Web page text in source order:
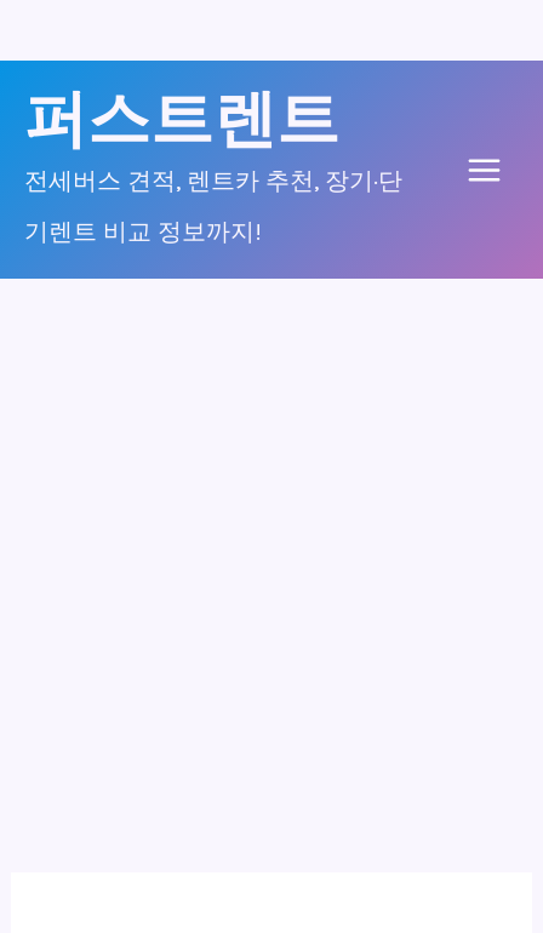
너
퍼스트렌트
전세버스 견적, 렌트카 추천, 장기·단
기렌트 비교 정보까지!